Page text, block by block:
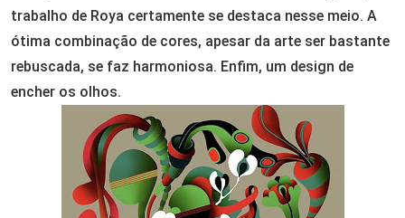
trabalho de Roya certamente se destaca nesse meio. A
ótima combinação de cores, apesar da arte ser bastante
rebuscada, se faz harmoniosa. Enfim, um design de
encher os olhos.